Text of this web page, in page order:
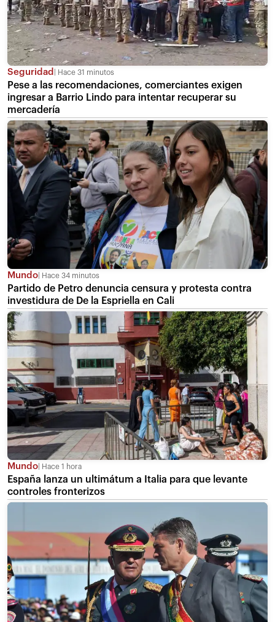
Seguridad Hace 31 minutos
Pese a las recomendaciones, comerciantes exigen
ingresar a Barrio Lindo para intentar recuperar su
mercadería
Mundo Hace 34 minutos
Partido de Petro denuncia censura y protesta contra
investidura de De la Espriella en Cali
Mundo Hace 1 hora
España lanza un ultimátum a Italia para que levante
controles fronterizos